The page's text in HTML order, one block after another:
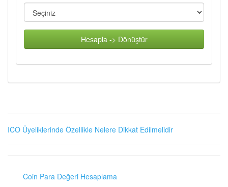
Hesapla -> Dönüştür
ICO Üyeliklerinde Özellikle Nelere Dikkat Edilmelidir
Coin Para Değeri Hesaplama